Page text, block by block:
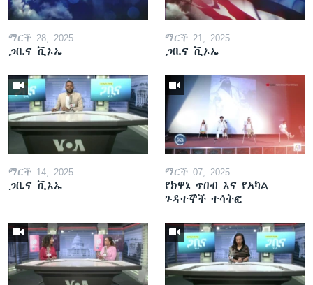
ማርች 28, 2025
ጋቢና ቪኦኤ
ማርች 21, 2025
ጋቢና ቪኦኤ
ማርች 14, 2025
ጋቢና ቪኦኤ
ማርች 07, 2025
የክዋኔ ጥበብ እና የአካል
ጉዳተኞች ተሳትፎ